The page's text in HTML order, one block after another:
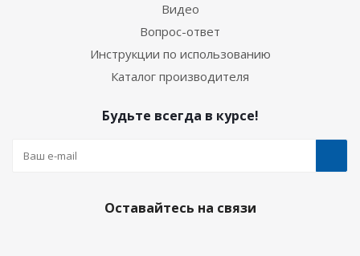
Видео
Вопрос-ответ
Инструкции по использованию
Каталог производителя
Будьте всегда в курсе!
Оставайтесь на связи